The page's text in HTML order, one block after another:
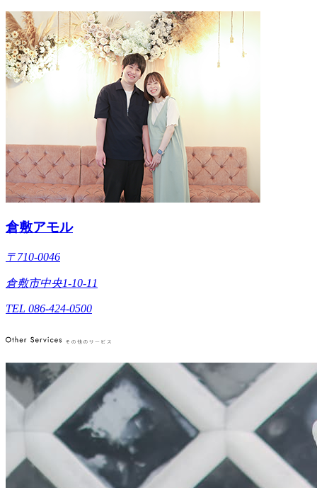
倉敷アモル
〒710-0046
倉敷市中央1-10-11
TEL 086-424-0500